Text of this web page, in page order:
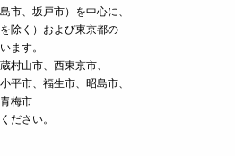
市、坂戸市）を中心に、
除く）および東京都の
ます。
村山市、西東京市、
平市、福生市、昭島市、
梅市
ださい。